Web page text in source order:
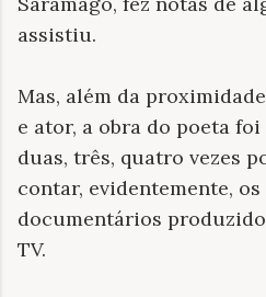
assistiu.
Mas, além da
e ator, a obra do poeta foi
duas, três, quatro vezes
contar, evidentemente,
documentários
TV.